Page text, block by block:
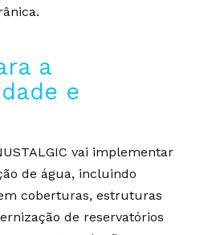
a
e
vai implementar
de água, incluindo
coberturas, estruturas
de reservatórios